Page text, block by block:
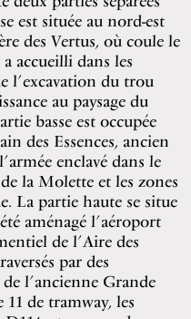
est située au nord-est
des Vertus, où coule le
accueilli dans les
l’excavation du trou
au paysage du
basse est occupée
des Essences, ancien
enclavé dans le
la Molette et les zones
La partie haute se situe
aménagé l’aéroport
de l’Aire des
par des
l’ancienne Grande
de tramway, les